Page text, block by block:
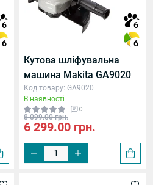
6
6
6
6
Кутова шліфувальна
машина Makita GA9020
Код товару: GA9020
В наявності
0
8 099.00 грн.
6 299.00 грн.